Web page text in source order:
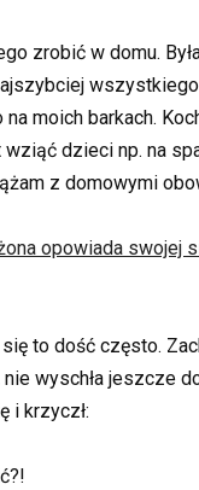
zrobić w domu.
moich barkach.
dzieci np. na
z domowymi
opowiada swojej
to dość często.
wyschła jeszcze
i krzyczł: